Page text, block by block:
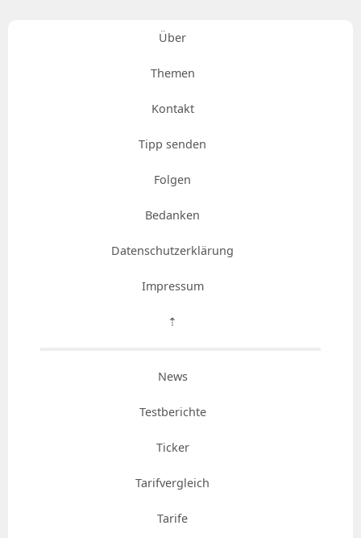
Über
Themen
Kontakt
Tipp senden
Folgen
Bedanken
Datenschutzerklärung
Impressum
⇡
News
Testberichte
Ticker
Tarifvergleich
Tarife